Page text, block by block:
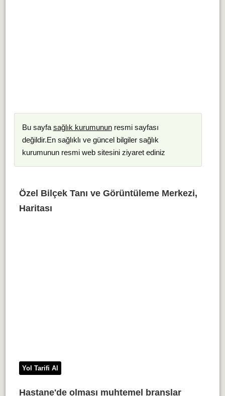
Bu sayfa sağlık kurumununresmi sayfası
değildir.En sağlıklı ve güncel bilgiler sağlık
kurumunun resmi web sitesini ziyaret ediniz
Özel Bilçek Tanı ve Görüntüleme Merkezi,
Haritası
Yol Tarifi Al
Hastane'de olması muhtemel branşlar